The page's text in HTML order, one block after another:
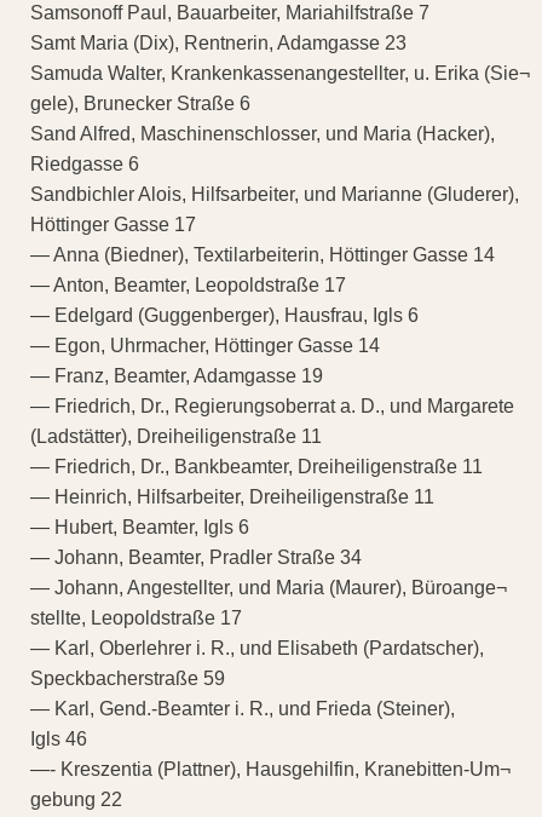
Samsonoff Paul, Bauarbeiter, Mariahilfstraße 7
Samt Maria (Dix), Rentnerin, Adamgasse 23
Samuda Walter, Krankenkassenangestellter, u. Erika (Sie¬
gele), Brunecker Straße 6
Sand Alfred, Maschinenschlosser, und Maria (Hacker),
Riedgasse 6
Sandbichler Alois, Hilfsarbeiter, und Marianne (Gluderer),
Höttinger Gasse 17
— Anna (Biedner), Textilarbeiterin, Höttinger Gasse 14
— Anton, Beamter, Leopoldstraße 17
— Edelgard (Guggenberger), Hausfrau, Igls 6
— Egon, Uhrmacher, Höttinger Gasse 14
— Franz, Beamter, Adamgasse 19
— Friedrich, Dr., Regierungsoberrat a. D., und Margarete
(Ladstätter), Dreiheiligenstraße 11
— Friedrich, Dr., Bankbeamter, Dreiheiligenstraße 11
— Heinrich, Hilfsarbeiter, Dreiheiligenstraße 11
— Hubert, Beamter, Igls 6
— Johann, Beamter, Pradler Straße 34
— Johann, Angestellter, und Maria (Maurer), Büroange¬
stellte, Leopoldstraße 17
— Karl, Oberlehrer i. R., und Elisabeth (Pardatscher),
Speckbacherstraße 59
— Karl, Gend.-Beamter i. R., und Frieda (Steiner),
Igls 46
—- Kreszentia (Plattner), Hausgehilfin, Kranebitten-Um¬
gebung 22